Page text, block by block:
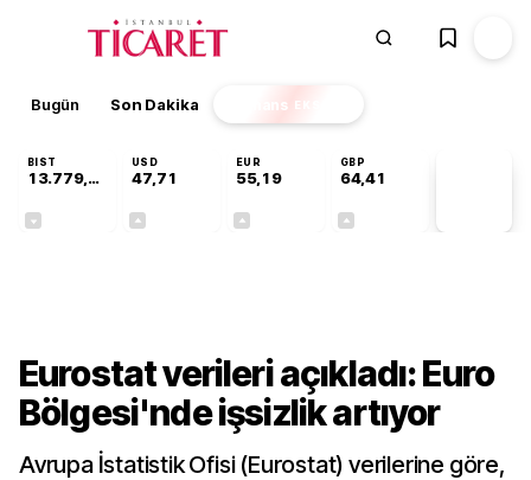
Bugün Son Dakika Finans EKSTRA
BIST
13.779,39
USD
47,71
EUR
55,19
GBP
64,41
Eurostat verileri açıkladı: Euro
Bölgesi'nde işsizlik artıyor
Avrupa İstatistik Ofisi (Eurostat) verilerine göre,